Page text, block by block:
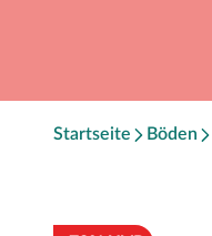
Startseite Böden